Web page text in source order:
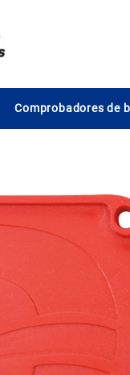
Comprobadores de